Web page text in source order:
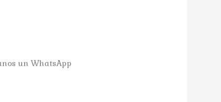
un WhatsApp